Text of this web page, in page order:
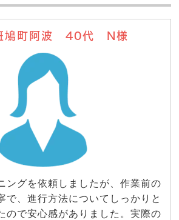
鳩町阿波 40代 N様
ングを依頼しましたが、作業前の
で、進行方法についてしっかりと
ので安心感がありました。実際の